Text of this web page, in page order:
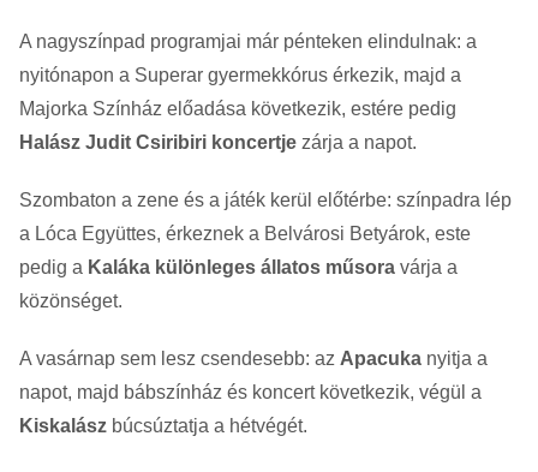
A nagyszínpad programjai már pénteken elindulnak: a
nyitónapon a Superar gyermekkórus érkezik, majd a
Majorka Színház előadása következik, estére pedig
Halász Judit Csiribiri koncertje zárja a napot.
Szombaton a zene és a játék kerül előtérbe: színpadra lép
a Lóca Együttes, érkeznek a Belvárosi Betyárok, este
pedig a Kaláka különleges állatos műsora várja a
közönséget.
A vasárnap sem lesz csendesebb: az Apacuka nyitja a
napot, majd bábszínház és koncert következik, végül a
Kiskalász búcsúztatja a hétvégét.